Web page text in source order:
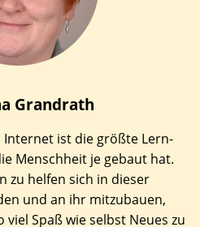
Grandrath
ist die größte Lern-
Menschheit je gebaut hat.
zu helfen sich in dieser
und an ihr mitzubauen,
Spaß wie selbst Neues zu